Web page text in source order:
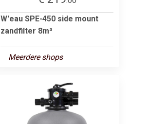
W'eau SPE-450 side mount
zandfilter 8m³
Meerdere shops